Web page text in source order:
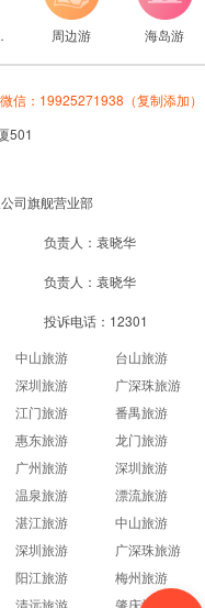
社 周边游 海岛游
信： 19925271938 （复制添加）
501
司旗舰营业部
负责人：袁晓华
负责人：袁晓华
投诉电话：12301
中山旅游
台山旅游
深圳旅游
广深珠旅游
江门旅游
番禺旅游
惠东旅游
龙门旅游
广州旅游
深圳旅游
温泉旅游
漂流旅游
湛江旅游
中山旅游
深圳旅游
广深珠旅游
阳江旅游
梅州旅游
清远旅游 肇庆旅游